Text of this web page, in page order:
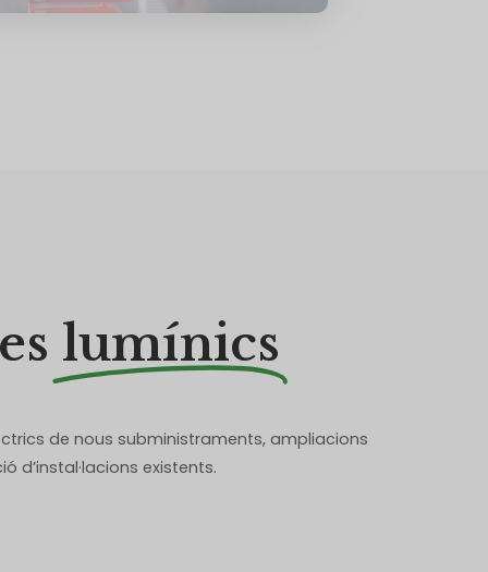
lumínics
de nous subministraments, ampliacions
d’instal·lacions existents.